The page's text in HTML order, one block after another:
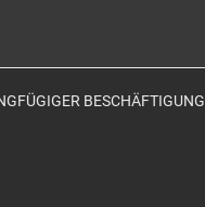
BESCHÄFTIGUNG